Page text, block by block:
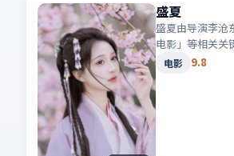
盛夏
盛夏由导演李沧
电影」等相关关
电影 9.8